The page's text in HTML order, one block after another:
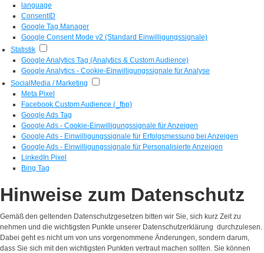
language
ConsentID
Google Tag Manager
Google Consent Mode v2 (Standard Einwilligungssignale)
Statistik
Google Analytics Tag (Analytics & Custom Audience)
Google Analytics - Cookie-Einwilligungssignale für Analyse
SocialMedia / Marketing
Meta Pixel
Facebook Custom Audience (_fbp)
Google Ads Tag
Google Ads - Cookie-Einwilligungssignale für Anzeigen
Google Ads - Einwilligungssignale für Erfolgsmessung bei Anzeigen
Google Ads - Einwilligungssignale für Personalisierte Anzeigen
LinkedIn Pixel
Bing Tag
Hinweise zum Datenschutz
Gemäß den geltenden Datenschutzgesetzen bitten wir Sie, sich kurz Zeit zu
nehmen und die wichtigsten Punkte unserer Datenschutzerklärung durchzulesen.
Dabei geht es nicht um von uns vorgenommene Änderungen, sondern darum,
dass Sie sich mit den wichtigsten Punkten vertraut machen sollten. Sie können